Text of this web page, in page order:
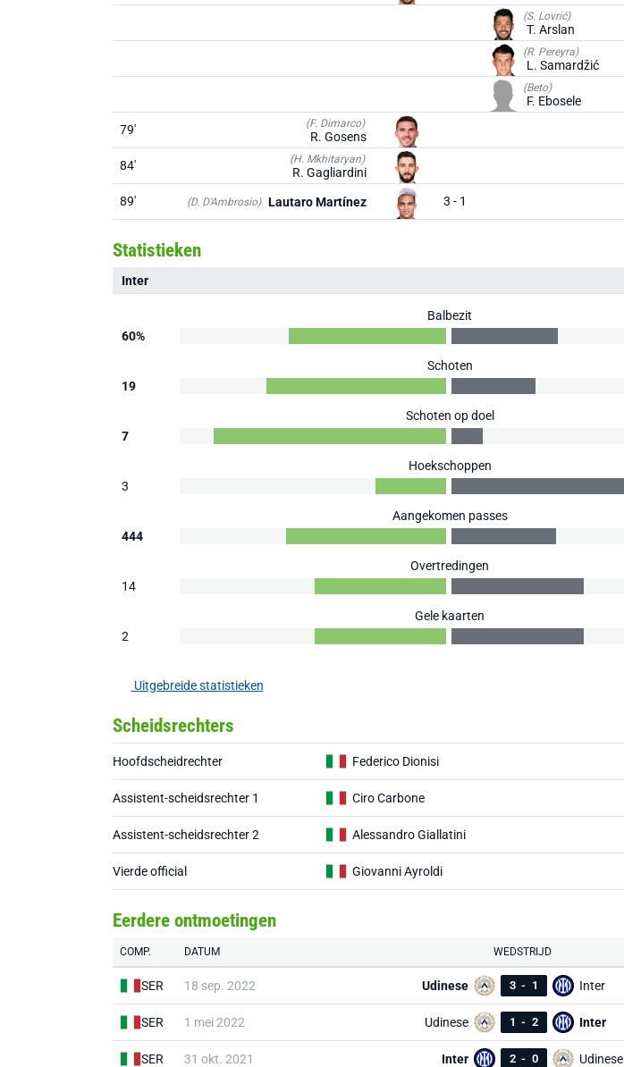
(S. Lovrić)
T. Arslan
(R. Pereyra)
L. Samardžić
(Beto)
F. Ebosele
79' (F. Dimarco)
R. Gosens
84'
(H. Mkhitaryan)
R. Gagliardini
89'
(D. D'Ambrosio) Lautaro Martínez 3 - 1
Statistieken
Inter
Balbezit
60%
Schoten
19
Schoten op doel
7
Hoekschoppen
3
Aangekomen passes
444
Overtredingen
14
Gele kaarten
2
Uitgebreide statistieken
Scheidsrechters
Hoofdscheidrechter Federico Dionisi
Assistent-scheidsrechter 1 Ciro Carbone
Assistent-scheidsrechter 2 Alessandro Giallatini
Vierde official Giovanni Ayroldi
Eerdere ontmoetingen
COMP. DATUM WEDSTRIJD
SER 18 sep. 2022 Udinese 3 - 1 Inter
SER 1 mei 2022 Udinese 1 - 2 Inter
SER 31 okt. 2021 Inter 2 - 0 Udinese